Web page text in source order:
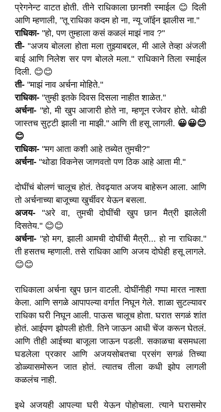
प्रेगनेन्ट वाटत होती. तीने राधिकाला छानशी स्माईल 😊 दिली
आणि म्हणाली, "तू राधिका कदम हो ना, न्यू जाॅईन झालीस ना."
राधिका- "हो, पण तुम्हाला कसं कळलं माझं नाव ?"
ती-"अजय बोलला होता मला तुझ्याबद्दल, मी आले तेव्हा अंजली
बाई आणि निलेश सर पण बोलले मला." राधिकाने तिला स्माईल
दिली. 😊😊
ती- "माझं नाव अर्चना मोहिते."
राधिका- "तुम्ही इतके दिवस दिसला नाहीत शाळेत."
अर्चना- "हो, मी खुप आजारी होते ना, म्हणून रजेवर होते. थोडी
जास्तच सुट्टी झाली ना माझी." आणि ती हसू लागली. 😀😀😊
😊
राधिका- "मग आता कशी आहे तब्येत तुमची?"
अर्चना- "थोडा विकनेस जाणवतो पण ठिक आहे आता मी."
दोघींचं बोलणं चालूच होतं. तेवढ्यात अजय बाहेरून आला. आणि
तो अर्चनाच्या बाजूच्या खुर्चीवर येऊन बसला.
अजय- "अरे वा, तुमची दोघींची खुप छान मैत्री झालेली
दिसतेय." 😊😊
अर्चना- "हो मग, झाली आमची दोघींची मैत्री... हो ना राधिका."
ती हसतच म्हणाली. तसे राधिका आणि अजय दोघेही हसू लागले.
😊😊
राधिकाला अर्चना खुप छान वाटली. दोघींनीही गप्पा मारत नाश्ता
केला. आणि सगळे आपापल्या वर्गात निघून गेले. शाळा सुटल्यावर
राधिका घरी निघून आली. पाऊस चालूच होता. घरात सगळं शांत
होतं. आईपण झोपली होती. तिने जाऊन आधी चेंज करून घेतलं.
आणि तीही आईच्या बाजूला जाऊन पडली. सकाळचा बसमधला
घडलेला प्रकार आणि अजयसोबतचा प्रसंग सगळं तिच्या
डोळ्यासमोरून जात होतं. त्यातच तीला कधी झोप लागली
कळलंच नाही.
इथे अजयही आपल्या घरी येऊन पोहोचला. त्याने घरासमोर